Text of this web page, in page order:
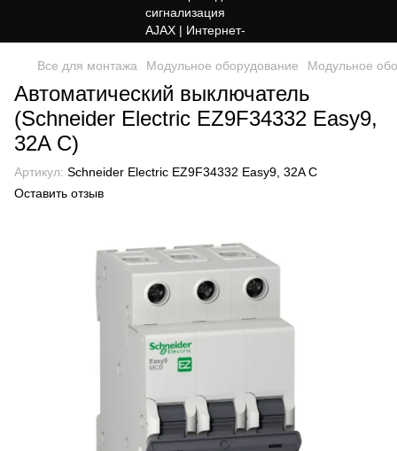
Все для монтажа Модульное оборудование Модульное
Автоматический выключатель
(Schneider Electric EZ9F34332 Easy9,
32A C)
Артикул: Schneider Electric EZ9F34332 Easy9, 32A C
Оставить отзыв